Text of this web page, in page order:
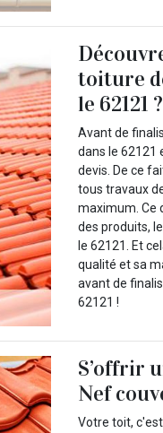
toiture
le 62121 ?
Avant de
dans le 62121
devis. De ce
tous travaux
maximum. Ce
des produits,
le 62121. Et
qualité et sa
avant de
62121 !
S’offrir
Nef
Votre toit,